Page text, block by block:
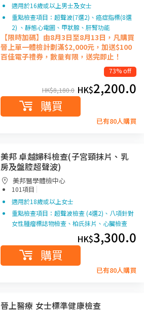
適用於16歲或以上男士及女士
重點檢查項目：超聲波(7選2)、癌症指標(8選
2) 、靜態心電圖、甲狀腺、肝腎功能
【限時加碼】由8月3日至8月13日，凡購買
晉上單一體檢計劃滿$2,000元，加送$100
百佳電子禮券，數量有限，送完即止！
73% off
HK$8,180.0 HK$2,200.0
購買
已有80人購買
美邦 卓越婦科檢查(子宮頸抹片、乳
房及盤腔超聲波)
美邦醫學體檢中心
101項目 |
適用於18歲或以上女士
重點檢查項目：超聲波檢查 (4選2)、八項針對
女性腫瘤標誌物檢查、柏氏抹片、心臟檢查
HK$3,300.0
購買
已有80人購買
晉上醫療 女士標準健康檢查